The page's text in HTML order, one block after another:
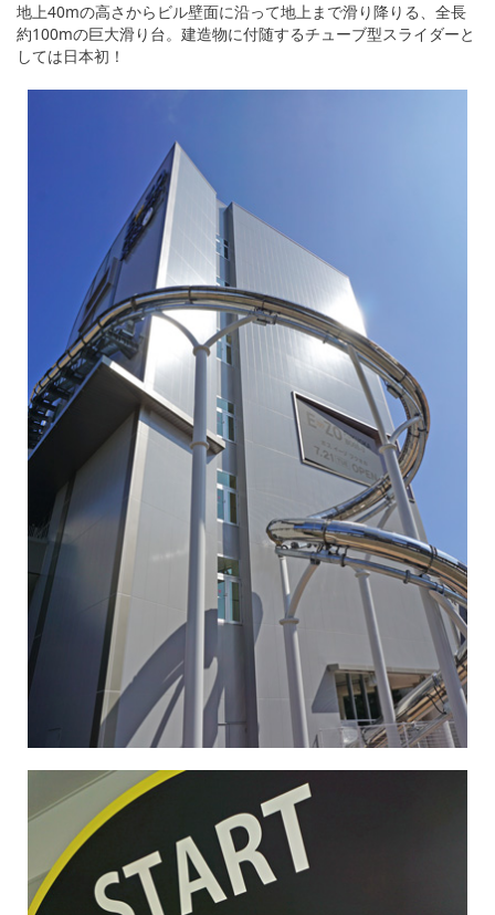
地上40mの高さからビル壁面に沿って地上まで滑り降りる、全長
約100mの巨大滑り台。建造物に付随するチューブ型スライダーと
しては日本初！